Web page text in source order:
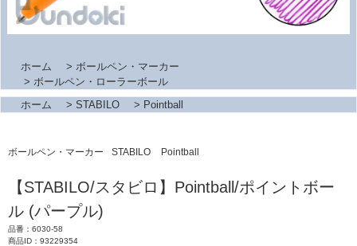
ホーム > ボールペン・マーカー
> ボールペン・ローラーボール
ホーム
> STABILO > Pointball
ボールペン・マーカー STABILO Pointball
【STABILO/スタビロ】Pointball/ポイントボー
ル (パープル)
品番：6030-58
商品ID：93229354